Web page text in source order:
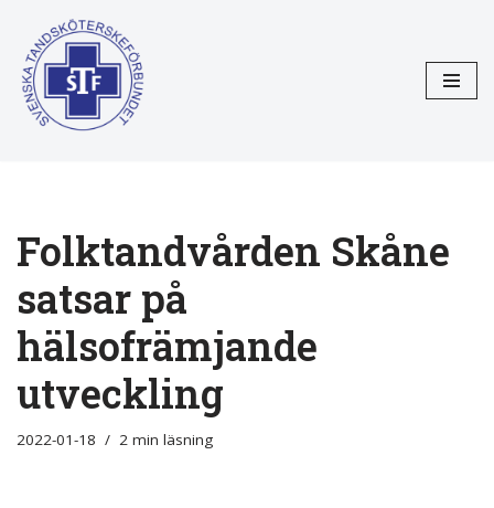
Hoppa
till
innehåll
Folktandvården Skåne
satsar på
hälsofrämjande
utveckling
2022-01-18 2 min läsning